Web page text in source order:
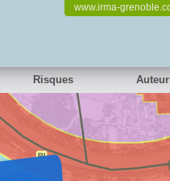
www.irma-
Risques